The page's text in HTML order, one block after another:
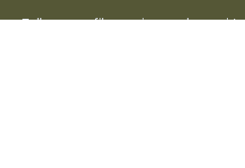
Tylko zweryfikowani sprzedawcy i